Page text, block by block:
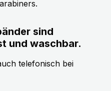
sind
und waschbar.
telefonisch bei